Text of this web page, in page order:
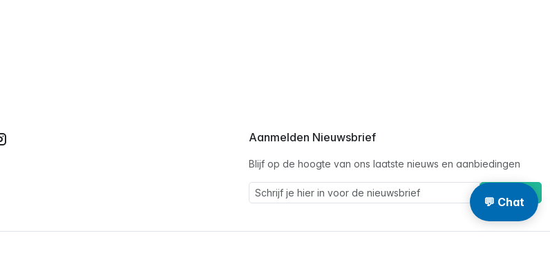
Aanmelden Nieuwsbrief
Blijf op de hoogte van ons laatste nieuws en aanbiedingen
Schrijf je in
💬 Chat